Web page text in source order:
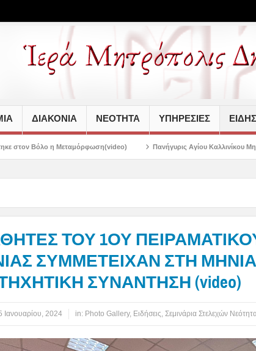
ΔΙΑΚΟΝΙΑ ΝΕΟΤΗΤΑ ΥΠΗΡΕΣΙΕΣ
Πανήγυρις Αγίου Καλλινίκου Μητροπολίτου Εδέσσης
ΤΟΥ 1ΟΥ
ΣΥΜΜΕΤΕΙΧΑΝ ΣΤΗ
ΣΥΝΑΝΤΗΣΗ (video)
Ιανουαρίου, 2024 in: Photo Gallery, Ειδήσεις, Σεμινάρια Στελεχών